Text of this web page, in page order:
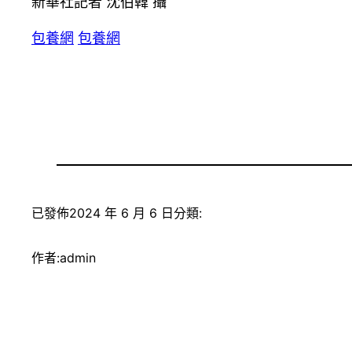
包養網 包養網
已發佈2024 年 6 月 6 日 分類:
作者:admin